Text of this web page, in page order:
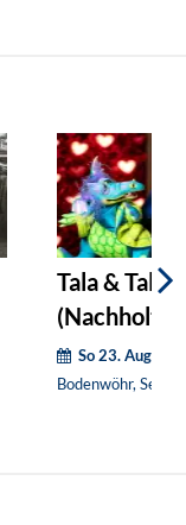
Tala & Talino
So 23. August
Bodenwöhr,